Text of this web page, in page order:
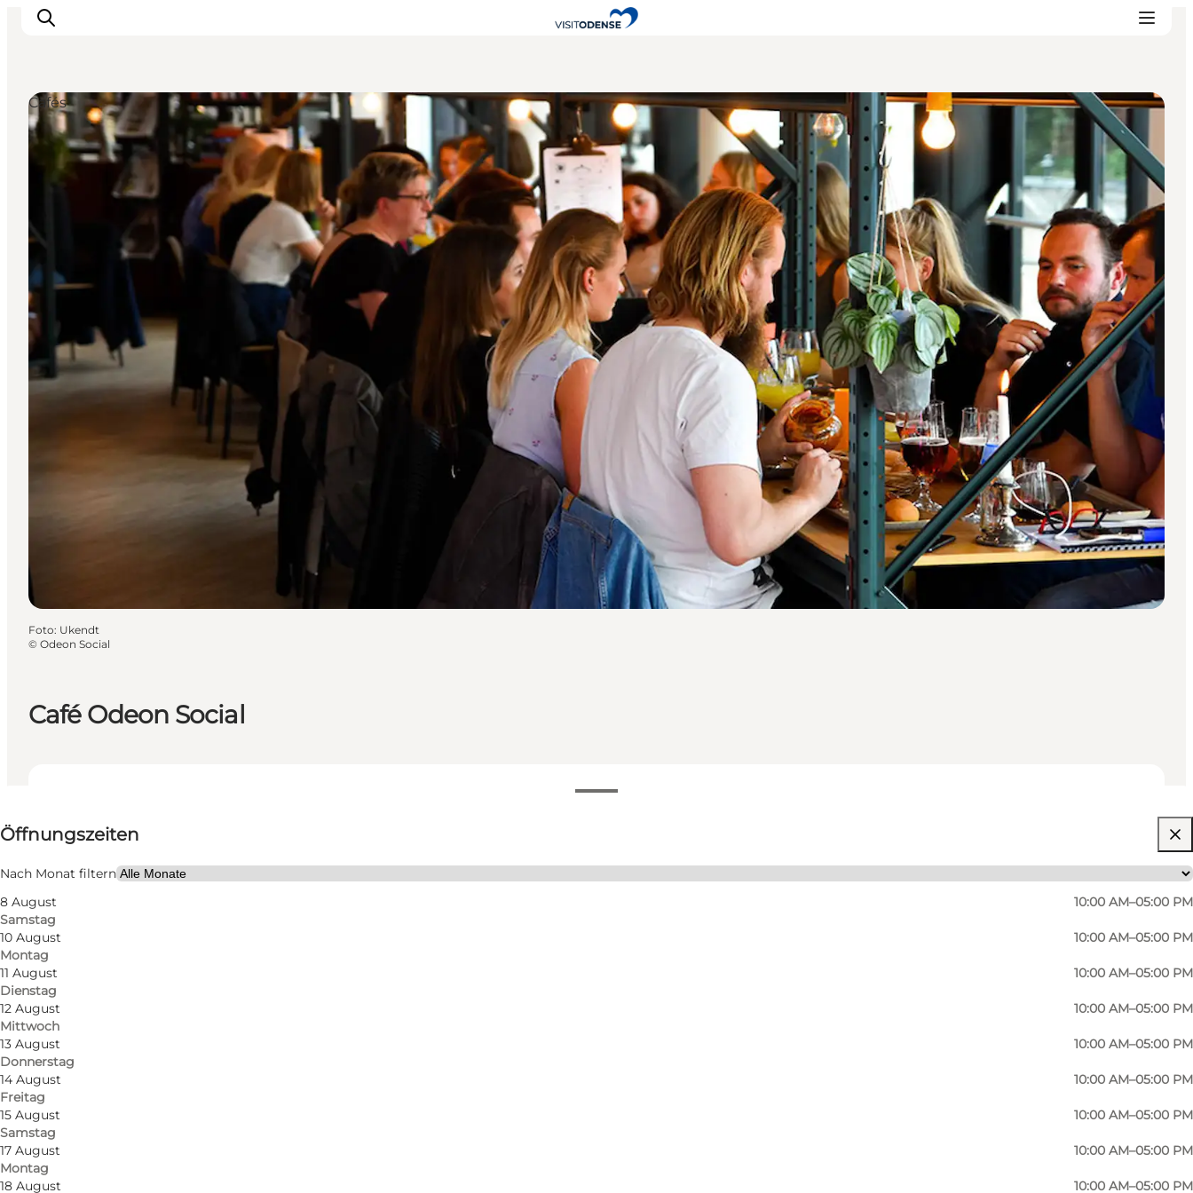
Odense erleben
Veranstaltungen
Reiseplanung
Café Odeon Social
Öffnungszeiten
Nach Monat filtern
8 August
Samstag
10:00 AM–05:00 PM
10 August
Montag
10:00 AM–05:00 PM
11 August
Dienstag
10:00 AM–05:00 PM
12 August
Mittwoch
10:00 AM–05:00 PM
13 August
Donnerstag
10:00 AM–05:00 PM
14 August
Freitag
10:00 AM–05:00 PM
15 August
Samstag
10:00 AM–05:00 PM
17 August
Montag
10:00 AM–05:00 PM
18 August
10:00 AM–05:00 PM
Website besuchen
Freunde
Cafés
Foto: Ukendt
© Odeon Social
Das Café Odeon Social befindet sich im Konzertsaal Odeon, direkt neben dem Foyer. Das Café ist eines von zwei Lokalen im Odeon und bietet vom heißen
Kaffee über ein Glas gekühlten Rosé bis hin zu einem leckeren Panini oder eine Himbeerschnitte - alles zu vernünftigen Preisen. Das Café setzt auf
Nachhaltigkeit und Ökologie und bevorzugt saisonale Zutaten aus der Region.